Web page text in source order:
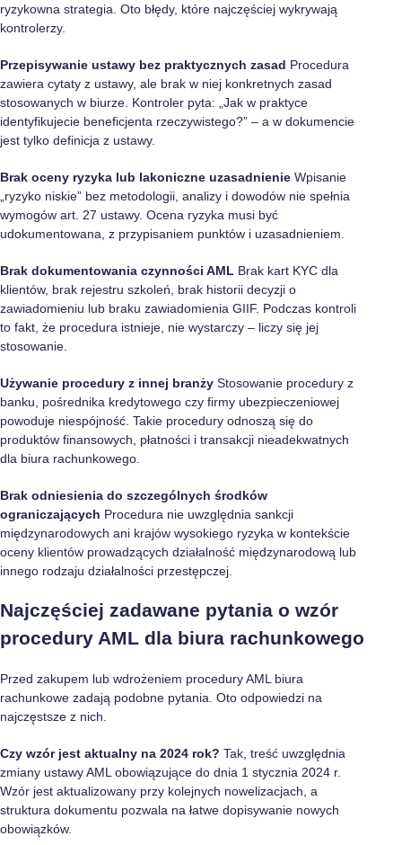
ryzykowna strategia. Oto błędy, które najczęściej wykrywają
kontrolerzy.
Przepisywanie ustawy bez praktycznych zasad Procedura
zawiera cytaty z ustawy, ale brak w niej konkretnych zasad
stosowanych w biurze. Kontroler pyta: „Jak w praktyce
identyfikujecie beneficjenta rzeczywistego?” – a w dokumencie
jest tylko definicja z ustawy.
Brak oceny ryzyka lub lakoniczne uzasadnienie Wpisanie
„ryzyko niskie” bez metodologii, analizy i dowodów nie spełnia
wymogów art. 27 ustawy. Ocena ryzyka musi być
udokumentowana, z przypisaniem punktów i uzasadnieniem.
Brak dokumentowania czynności AML Brak kart KYC dla
klientów, brak rejestru szkoleń, brak historii decyzji o
zawiadomieniu lub braku zawiadomienia GIIF. Podczas kontroli
to fakt, że procedura istnieje, nie wystarczy – liczy się jej
stosowanie.
Używanie procedury z innej branży Stosowanie procedury z
banku, pośrednika kredytowego czy firmy ubezpieczeniowej
powoduje niespójność. Takie procedury odnoszą się do
produktów finansowych, płatności i transakcji nieadekwatnych
dla biura rachunkowego.
Brak odniesienia do szczególnych środków
ograniczających Procedura nie uwzględnia sankcji
międzynarodowych ani krajów wysokiego ryzyka w kontekście
oceny klientów prowadzących działalność międzynarodową lub
innego rodzaju działalności przestępczej.
Najczęściej zadawane pytania o wzór
procedury AML dla biura rachunkowego
Przed zakupem lub wdrożeniem procedury AML biura
rachunkowe zadają podobne pytania. Oto odpowiedzi na
najczęstsze z nich.
Czy wzór jest aktualny na 2024 rok? Tak, treść uwzględnia
zmiany ustawy AML obowiązujące do dnia 1 stycznia 2024 r.
Wzór jest aktualizowany przy kolejnych nowelizacjach, a
struktura dokumentu pozwala na łatwe dopisywanie nowych
obowiązków.